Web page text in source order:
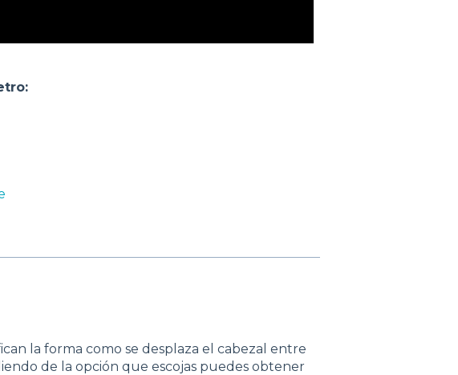
la forma como se desplaza el cabezal entre
de la opción que escojas puedes obtener